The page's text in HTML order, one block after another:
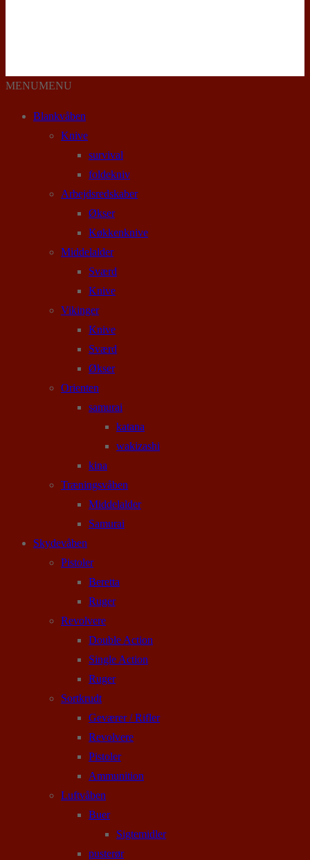
MENUMENU
Blankvåben
Knive
survival
foldekniv
Arbejdsredskaber
Økser
Køkkenknive
Middelalder
Sværd
Knive
Vikinger
Knive
Sværd
Økser
Orienten
samurai
katana
wakizashi
kina
Træningsvåben
Middelalder
Samurai
Skydevåben
Pistoler
Beretta
Ruger
Revolvere
Double Action
Single Action
Ruger
Sortkrudt
Geværer / Rifler
Revolvere
Pistoler
Ammunition
Luftvåben
Buer
Sigtemidler
pusterør